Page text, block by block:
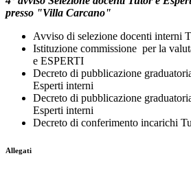
presso "Villa Carcano"
Avviso di selezione docenti interni
Istituzione commissione per la
e ESPERTI
Decreto di pubblicazione
Esperti interni
Decreto di pubblicazione
Esperti interni
Decreto di conferimento incarichi
Allegati